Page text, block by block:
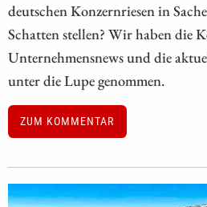
deutschen Konzernriesen in
Schatten stellen? Wir haben die
Unternehmensnews und die
unter die Lupe genommen.
ZUM KOMMENTAR